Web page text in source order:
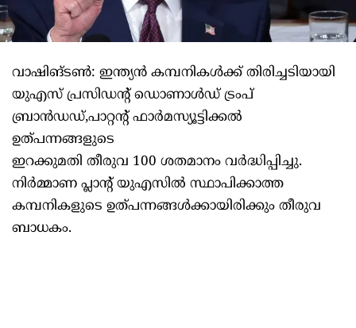
വാഷിങ്ടണ്‍: ഇന്ത്യന്‍ കമ്പനികള്‍ക്ക് തിരിച്ചടിയായി
യുഎസ് പ്രസിഡന്റ് ഡൊണാള്‍ഡ് ട്രംപ്
ബ്രാന്‍ഡഡ്,പാറ്റന്റ് ഫാര്‍മസ്യൂട്ടിക്കല്‍
ഉത്പന്നങ്ങളുടെ
ഇറക്കുമതി തീരുവ 100 ശതമാനം വര്‍ദ്ധിപ്പിച്ചു.
നിര്‍മ്മാണ പ്ലാന്റ് യുഎസില്‍ സ്ഥാപിക്കാത്ത
കമ്പനികളുടെ ഉത്പന്നങ്ങള്‍ക്കായിരിക്കും തീരുവ
ബാധകം.